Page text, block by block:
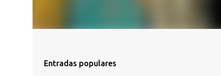
Entradas populares